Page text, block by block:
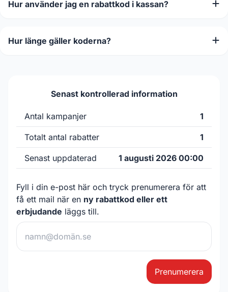
Hur använder jag en rabattkod i kassan?
Hur länge gäller koderna?
Senast kontrollerad information
Antal kampanjer 1
Totalt antal rabatter 1
Senast uppdaterad 1 augusti 2026 00:00
Fyll i din e-post här och tryck prenumerera för att
få ett mail när en ny rabattkod eller ett
erbjudande läggs till.
Prenumerera